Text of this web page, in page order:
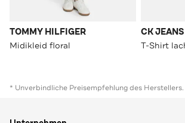
TOMMY HILFIGER
Midikleid floral
CK JEANS
T-Shirt
* Unverbindliche Preisempfehlung des